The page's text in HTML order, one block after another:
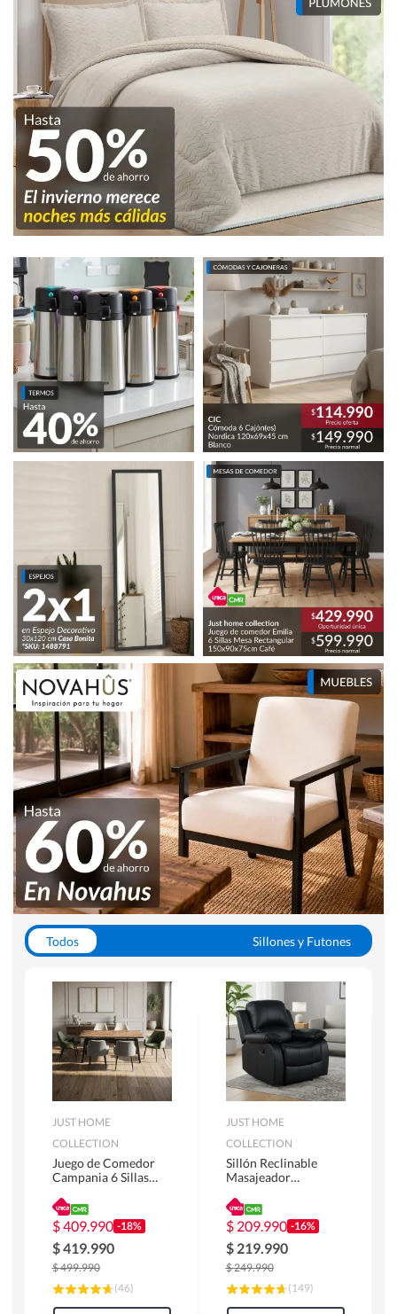
Todos
Sillones y Futones
Escritorios y Sillas PC
Racks y Muebles TV
Alfombras
JUST HOME
COLLECTION
Juego de Comedor
Campania 6 Sillas
180 x 90 x 76 cm
Café
$409.990 -18%
$419.990
$499.990
(46)
JUST HOME
COLLECTION
Sillón Reclinable
Masajeador
Atlanta 91x101x94
cm Negro
$ 209.990 -16%
$ 219.990
$249.990
(149)